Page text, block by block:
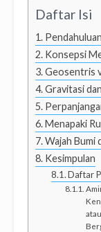
Daftar Isi
Pendahuluan
Konsepsi
Geosentris
Gravitasi
Menapaki
Wajah Bumi
Kesimpulan
Daftar